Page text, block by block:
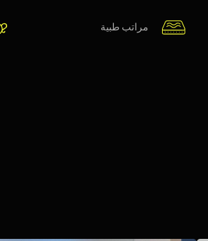
مراتب طبية